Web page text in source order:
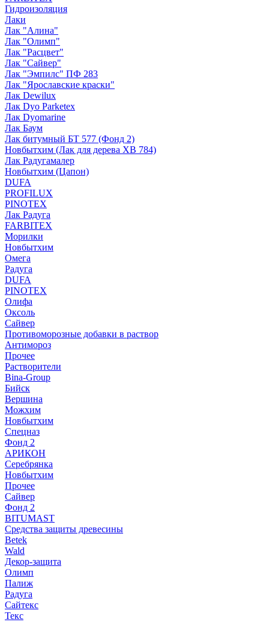
Гидроизоляция
Лаки
Лак "Алина"
Лак "Олимп"
Лак "Расцвет"
Лак "Сайвер"
Лак "Эмпилс" ПФ 283
Лак "Ярославские краски"
Лак Dewilux
Лак Dyo Parketex
Лак Dyomarine
Лак Баум
Лак битумный БТ 577 (Фонд 2)
Новбытхим (Лак для дерева ХВ 784)
Лак Радугамалер
Новбытхим (Цапон)
DUFA
PROFILUX
PINOTEX
Лак Радуга
FARBITEX
Морилки
Новбытхим
Омега
Радуга
DUFA
PINOTEX
Олифа
Оксоль
Сайвер
Противоморозные добавки в раствор
Антимороз
Прочее
Растворители
Bina-Group
Бийск
Вершина
Можхим
Новбытхим
Спецназ
Фонд 2
АРИКОН
Серебрянка
Новбытхим
Прочее
Сайвер
Фонд 2
BITUMAST
Средства защиты древесины
Betek
Wald
Декор-защита
Олимп
Палиж
Радуга
Сайтекс
Текс